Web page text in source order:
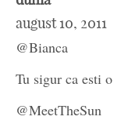
august 10, 2011
@Bianca
Tu sigur ca esti
@MeetTheSun